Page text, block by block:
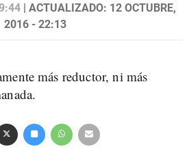
| ACTUALIZADO: 12 OCTUBRE,
2016 - 22:13
más reductor, ni más